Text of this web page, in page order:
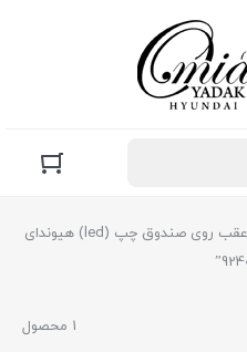
/ محصولات برچسب خورده “خطر عقب روی صندوق چپ (led) هیوندای
1 محصول